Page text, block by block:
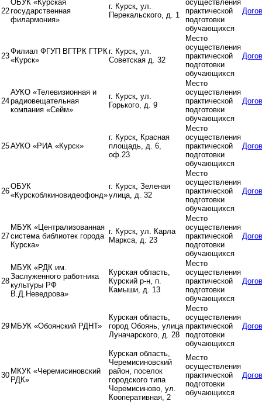
22
ОБУК «Курская
государственная
филармония»
г. Курск, ул.
Перекальского, д. 1
осуществления
практической
подготовки
обучающихся
23
Филиал ФГУП ВГТРК ГТРК
«Курск»
г. Курск, ул.
Советская д. 32
Место
осуществления
практической
подготовки
обучающихся
24
АУКО «Телевизионная и
радиовещательная
компания «Сейм»
г. Курск, ул.
Горького, д. 9
Место
осуществления
практической
подготовки
обучающихся
25АУКО «РИА «Курск»
г. Курск, Красная
площадь, д. 6,
оф.23
Место
осуществления
практической
подготовки
обучающихся
26
ОБУК
«Курскоблкиновидеофонд»
г. Курск, Зеленая
улица, д. 32
Место
осуществления
практической
подготовки
обучающихся
27
МБУК «Централизованная
система библиотек города
Курска»
г. Курск, ул. Карла
Маркса, д. 23
Место
осуществления
практической
подготовки
обучающихся
28
МБУК «РДК им.
Заслуженного работника
культуры РФ
В.Д.Неведрова»
Курская область,
Курский р-н, п.
Камыши, д. 13
Место
осуществления
практической
подготовки
обучающихся
29 МБУК «Обоянский РДНТ»
Курская область,
город Обоянь, улица
Луначарского, д. 28
Место
осуществления
практической
подготовки
обучающихся
30 МКУК «Черемисиновский
РДК»
Курская область,
Черемисиновский
район, поселок
городского типа
Черемисиново, ул.
Кооперативная, 2
Место
осуществления
практической
подготовки
обучающихся